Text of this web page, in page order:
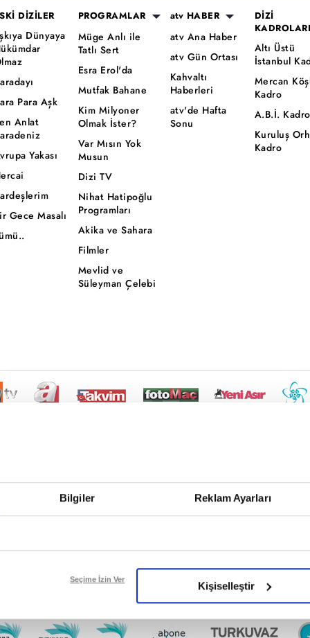
Bilgiler Reklam Ayarları
Seçime İzin Ver
Kişiselleştir
DİZİLER
Dünyaya
Para Aşk
Anlat
Yakası
Gece Masalı
PROGRAMLAR
Müge Anlı ile
Tatlı Sert
Esra Erol'da
Mutfak Bahane
Kim Milyoner
Olmak İster?
Var Mısın Yok
Musun
Dizi TV
Nihat Hatipoğlu
Programları
Akika ve Sahara
Filmler
Mevlid ve
Süleyman Çelebi
atv HABER
atv Ana Haber
atv Gün Ortası
Kahvaltı
Haberleri
atv'de Hafta
Sonu
DİZİ
Altı Üstü
İstanbul
Mercan
Kadro
A.B.İ. Kadro
Kuruluş
Kadro